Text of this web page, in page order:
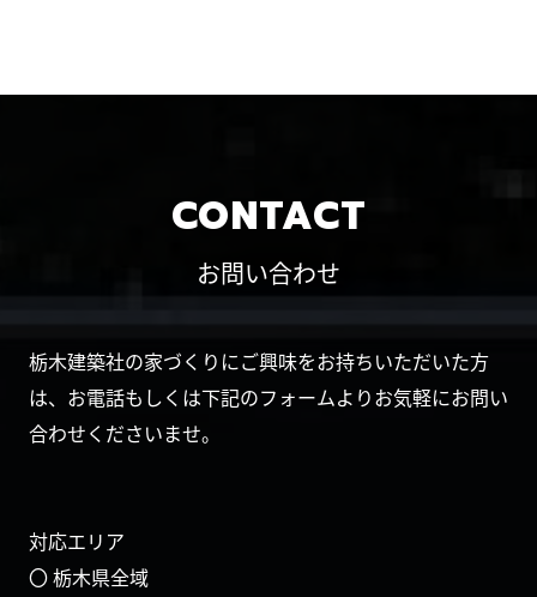
CONTACT
お問い合わせ
栃木建築社の家づくりにご興味をお持ちいただいた方
は、お電話もしくは下記のフォームよりお気軽にお問い
合わせくださいませ。
対応エリア
〇 栃木県全域